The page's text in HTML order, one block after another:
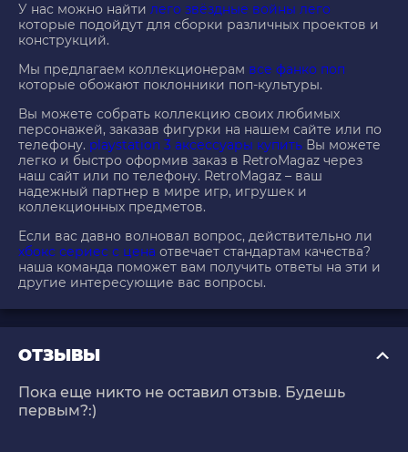
У нас можно найти лего звёздные войны лего
которые подойдут для сборки различных проектов и
конструкций.
Мы предлагаем коллекционерам все фанко поп
которые обожают поклонники поп-культуры.
Вы можете собрать коллекцию своих любимых
персонажей, заказав фигурки на нашем сайте или по
телефону. playstation 3 аксессуары купить Вы можете
легко и быстро оформив заказ в RetroMagaz через
наш сайт или по телефону. RetroMagaz – ваш
надежный партнер в мире игр, игрушек и
коллекционных предметов.
Если вас давно волновал вопрос, действительно ли
хбокс сериес с цена отвечает стандартам качества?
наша команда поможет вам получить ответы на эти и
другие интересующие вас вопросы.
ОТЗЫВЫ
Пока еще никто не оставил отзыв. Будешь
первым?:)